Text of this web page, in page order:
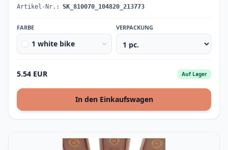
Artikel-Nr.: SK_810070_104820_213773
FARBE
1 white bike
VERPACKUNG
5.54 EUR Auf Lager
In den Einkaufswagen